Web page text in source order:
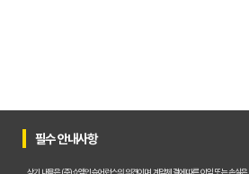
필수 안내사항
상기 내용은 (주)쇼엠인슈어런스의 의견이며, 계약체결에 따른 이익 또는 손실